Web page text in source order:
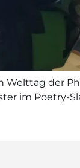
Welttag der
im Poetry-